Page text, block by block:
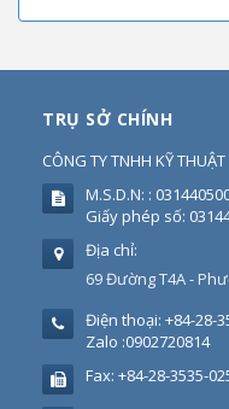
TRỤ SỞ CHÍNH
CÔNG TY TNHH KỸ
M.S.D.N: :
Giấy phép số:
Địa chỉ:
69 Đường T4A -
Điện thoại: +84-28-
Zalo :0902720814
Fax: +84-28-3535-